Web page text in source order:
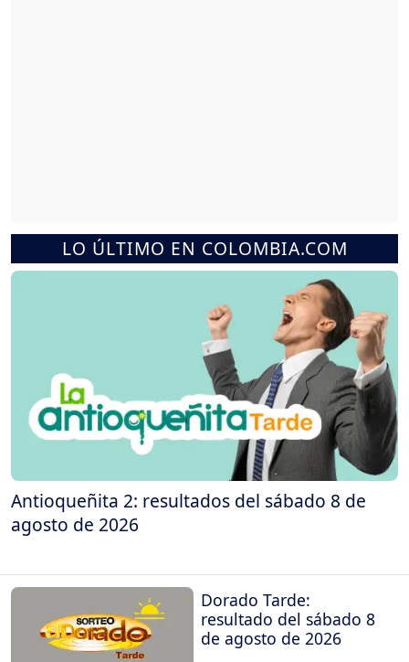
LO ÚLTIMO EN COLOMBIA.COM
Antioqueñita 2: resultados del sábado 8 de
agosto de 2026
Dorado Tarde:
resultado del sábado 8
de agosto de 2026